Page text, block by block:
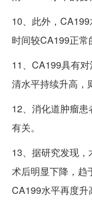
10、此外，
时间较CA199正常
11、CA199具有
清水平持续升高，
12、消化道肿瘤
有关。
13、据研究发现
术后明显下降，趋
CA199水平再度